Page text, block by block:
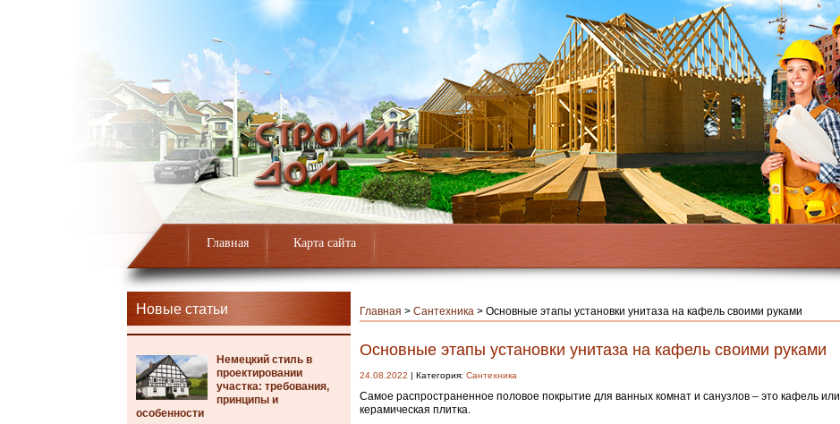
Главная Карта сайта
Новые статьи
Немецкий стиль в
проектировании
участка: требования,
принципы и
особенности
Главная > Сантехника > Основные этапы установки унитаза на кафель своими руками
Основные этапы установки унитаза на кафель своими руками
24.08.2022 | Категория: Сантехника
Самое распространенное половое покрытие для ванных комнат и санузлов – это кафель или
керамическая плитка.